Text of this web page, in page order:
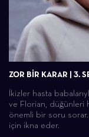
ZOR BİR KARAR | 3.
İkizler hasta
ve Florian, düğünleri
önemli bir soru
için ikna eder.